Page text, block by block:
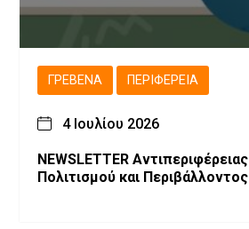
ΓΡΕΒΕΝΆ ΠΕΡΙΦΈΡΕΙΑ
4 Ιουλίου 2026
NEWSLETTER Αντιπεριφέρειας Τουρισμού,
Πολιτισμού και Περιβάλλοντος